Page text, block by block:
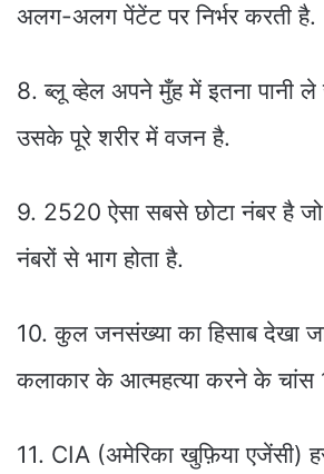
अलग-अलग पेंटेंट पर निर्भर करती है.
8. ब्लू व्हेल अपने मुँह में इतना पानी
उसके पूरे शरीर में वजन है.
9. 2520 ऐसा सबसे छोटा नंबर है
नंबरों से भाग होता है.
10. कुल जनसंख्या का हिसाब देखा
कलाकार के आत्महत्या करने के चांस
11. CIA (अमेरिका खुफ़िया एजेंसी)